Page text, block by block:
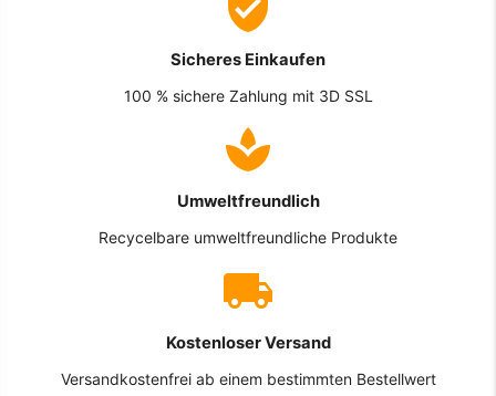
Sicheres Einkaufen
100 % sichere Zahlung mit 3D SSL
Umweltfreundlich
Recycelbare umweltfreundliche Produkte
Kostenloser Versand
Versandkostenfrei ab einem bestimmten Bestellwert